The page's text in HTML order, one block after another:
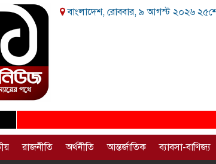
বাংলাদেশ, রোববার, ৯ আগস্ট ২০২৬ ২৫শে
রাজনীতি অর্থনীতি আন্তর্জাতিক ব্যাবসা-বাণিজ্য